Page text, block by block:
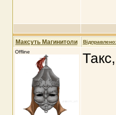
Максуть Магинитоли Відправлено:
Offline